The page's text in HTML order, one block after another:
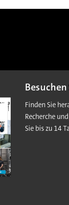
Finden Sie
Recherche
Sie bis zu 14